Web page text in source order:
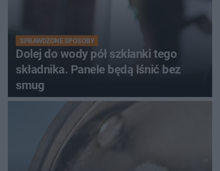
SPRAWDZONE SPOSOBY
Dolej do wody pół szklanki tego
składnika. Panele będą lśnić bez
smug